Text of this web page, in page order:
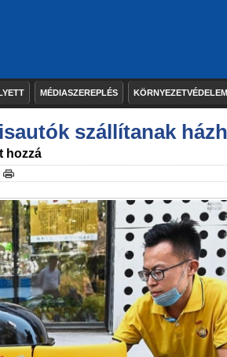
MÉDIASZEREPLÉS KÖRNYEZETVÉDELEM
szállítanak
hozzá